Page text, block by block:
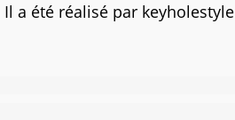
Il a été réalisé par keyholestyle